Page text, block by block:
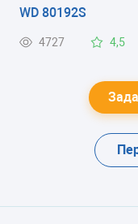
WD 80192S
4727 4,5